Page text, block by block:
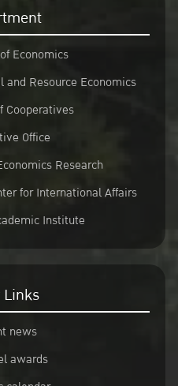
Economics
Resource Economics
Cooperatives
Office
Research
for International Affairs
Institute
Links
news
awards